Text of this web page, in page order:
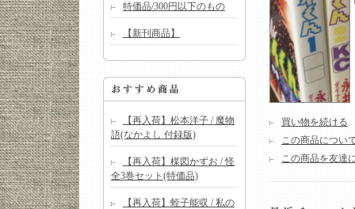
特価品/300円以下のもの
【新刊商品】
【再入荷】松本洋子 / 魔物
語(なかよし 付録版)
【再入荷】楳図かずお / 怪
全3巻セット(特価品)
【再入荷】蛭子能収 / 私の
買い物を続ける
この商品につい
この商品を友達